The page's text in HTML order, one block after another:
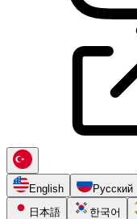
English Русский
日本語
한국어